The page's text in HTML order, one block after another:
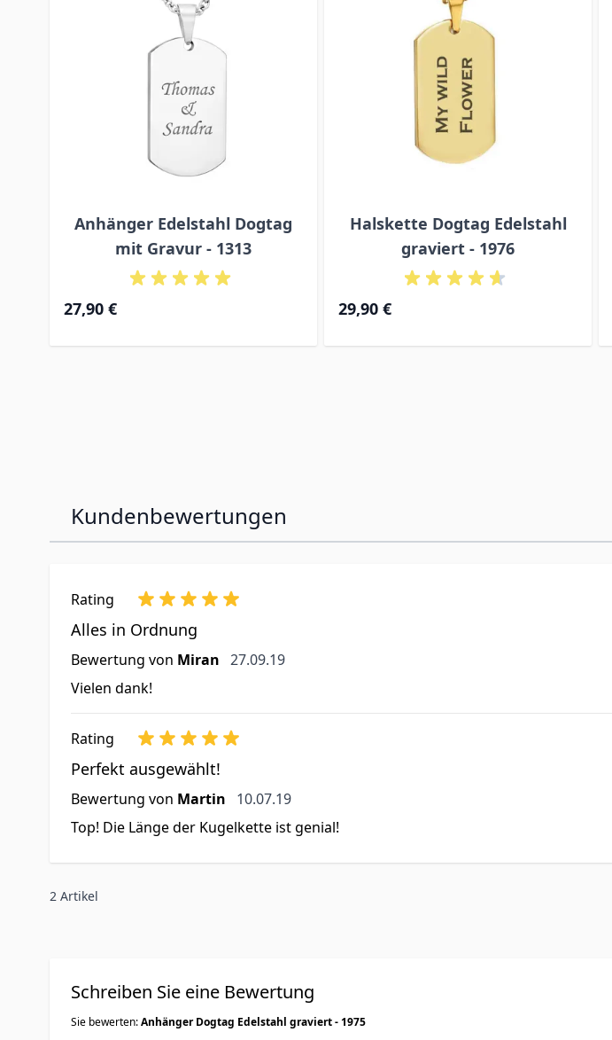
Anhänger Edelstahl Dogtag
mit Gravur - 1313
27,90 €
Halskette Dogtag Edelstahl
graviert - 1976
29,90 €
Kundenbewertungen
Rating
Alles in Ordnung
Bewertung von Miran 27. September 2019
27.09.19
Vielen dank!
Rating
Perfekt ausgewählt!
Bewertung von Martin 10. Juli 2019
10.07.19
Top! Die Länge der Kugelkette ist genial!
2 Artikel
Schreiben Sie eine Bewertung
Sie bewerten:Anhänger Dogtag Edelstahl graviert - 1975